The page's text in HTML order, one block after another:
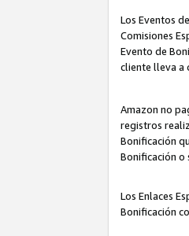
Los Eventos
Comisiones
Evento de
cliente lleva a
Amazon no
registros
Bonificación
Bonificación o
Los Enlaces
Bonificación